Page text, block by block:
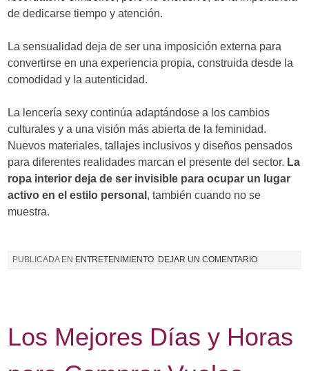
de dedicarse tiempo y atención.
La sensualidad deja de ser una imposición externa para
convertirse en una experiencia propia, construida desde la
comodidad y la autenticidad.
La lencería sexy continúa adaptándose a los cambios
culturales y a una visión más abierta de la feminidad.
Nuevos materiales, tallajes inclusivos y diseños pensados
para diferentes realidades marcan el presente del sector. La
ropa interior deja de ser invisible para ocupar un lugar
activo en el estilo personal , también cuando no se
muestra.
PUBLICADA EN ENTRETENIMIENTO DEJAR UN COMENTARIO
Los Mejores Días y Horas